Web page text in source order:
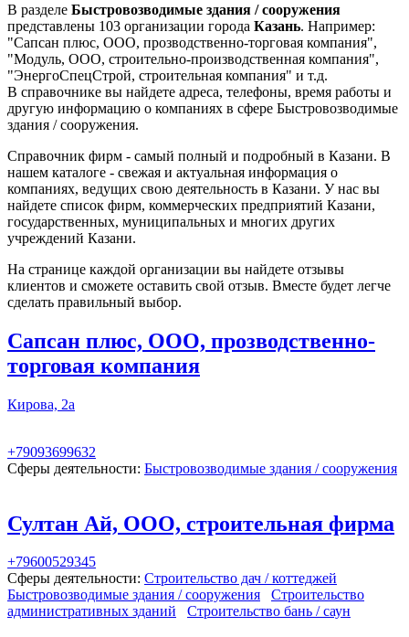
В разделе Быстровозводимые здания / сооружения
представлены 103 организации города Казань. Например:
"Сапсан плюс, ООО, прозводственно-торговая компания",
"Модуль, ООО, строительно-производственная компания",
"ЭнергоСпецСтрой, строительная компания" и т.д.
В справочнике вы найдете адреса, телефоны, время работы и
другую информацию о компаниях в сфере Быстровозводимые
здания / сооружения.
Справочник фирм - самый полный и подробный в Казани. В
нашем каталоге - свежая и актуальная информация о
компаниях, ведущих свою деятельность в Казани. У нас вы
найдете список фирм, коммерческих предприятий Казани,
государственных, муниципальных и многих других
учреждений Казани.
На странице каждой организации вы найдете отзывы
клиентов и сможете оставить свой отзыв. Вместе будет легче
сделать правильный выбор.
Сапсан плюс, ООО, прозводственно-
торговая компания
Кирова, 2а
+79093699632
Сферы деятельности: Быстровозводимые здания / сооружения
Султан Ай, ООО, строительная фирма
+79600529345
Сферы деятельности: Строительство дач / коттеджей
Быстровозводимые здания / сооружения
Строительство
административных зданий
Строительство бань / саун